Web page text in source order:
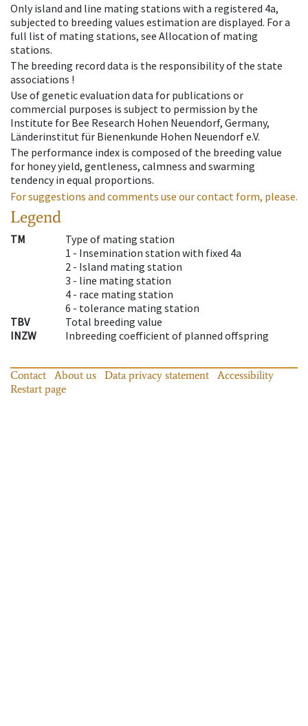
Only island and line mating stations with a registered 4a,
subjected to breeding values estimation are displayed. For a
full list of mating stations, see Allocation of mating
stations.
The breeding record data is the responsibility of the state
associations !
Use of genetic evaluation data for publications or
commercial purposes is subject to permission by the
Institute for Bee Research Hohen Neuendorf, Germany,
Länderinstitut für Bienenkunde Hohen Neuendorf e.V.
The performance index is composed of the breeding value
for honey yield, gentleness, calmness and swarming
tendency in equal proportions.
For suggestions and comments use our contact form, please.
Legend
TM
Type of mating station
1 - Insemination station with fixed 4a
2 - Island mating station
3 - line mating station
4 - race mating station
6 - tolerance mating station
TBV
Total breeding value
INZW
Inbreeding coefficient of planned offspring
Contact About us Data privacy statement
Accessibility
Restart page